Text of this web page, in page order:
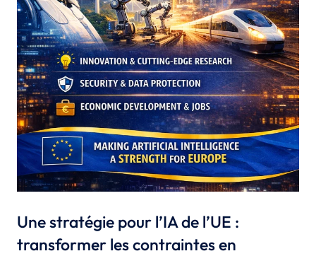
Une stratégie pour l’IA de l’UE :
transformer les contraintes en